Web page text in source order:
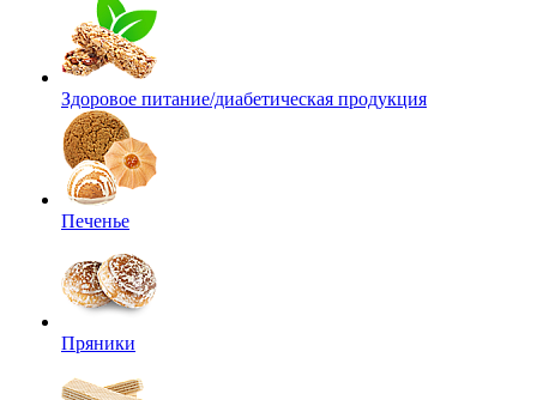
Здоровое питание/диабетическая продукция
Печенье
Пряники